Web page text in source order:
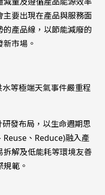
要出現在產品與服務面
產品線，以節能減廢的
市場。
等極端天氣事件嚴重程
發布局，以生命週期思
Reuse、Reduce)融入產
解及低能耗等環境友善
範。